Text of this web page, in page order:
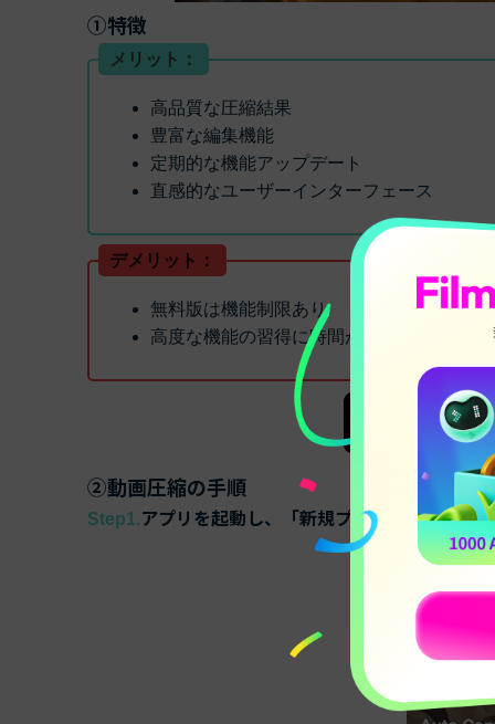
①特徴
メリット：
高品質な圧縮結果
豊富な編集機能
定期的な機能アップデート
直感的なユーザーインターフェース
デメリット：
無料版は機能制限あり
高度な機能の習得に時間がかかる可能性が
②動画圧縮の手順
Step1.アプリを起動し、「新規プロジェクト」を